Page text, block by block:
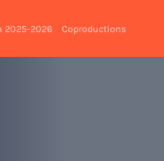
2025-2026 Coproductions